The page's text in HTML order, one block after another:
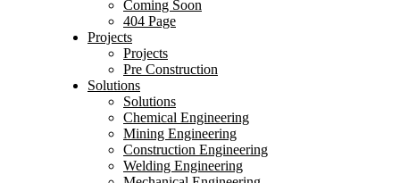
Coming Soon
404 Page
Projects
Projects
Pre Construction
Solutions
Solutions
Chemical Engineering
Mining Engineering
Construction Engineering
Welding Engineering